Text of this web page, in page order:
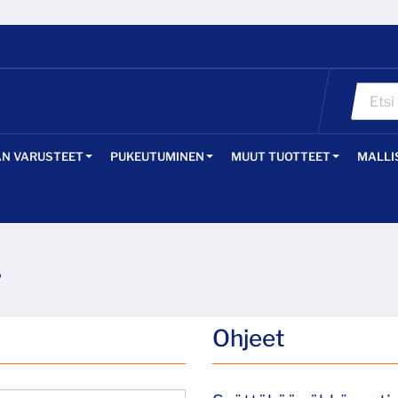
VARUSTEET PUKEUTUMINEN MUUT TUOTTEET
Ohjeet